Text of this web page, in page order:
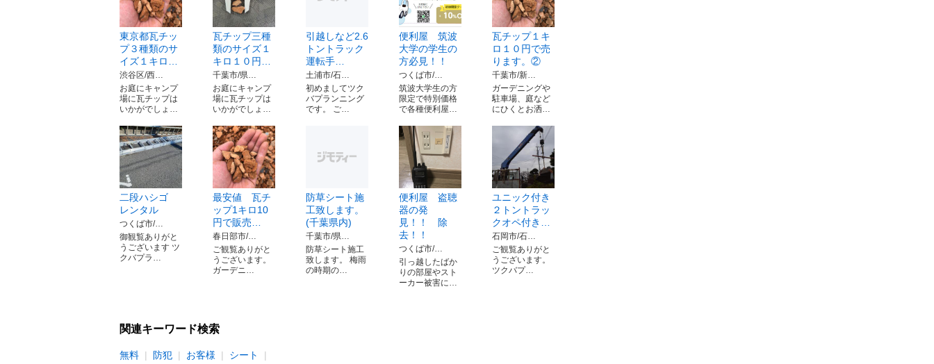
東京都瓦チッ
プ３種類のサ
イズ１キロ…
渋谷区/西…
お庭にキャンプ
場に瓦チップは
いかがでしょ…
瓦チップ三種
類のサイズ１
キロ１０円…
千葉市/県…
お庭にキャンプ
場に瓦チップは
いかがでしょ…
引越しなど2.6
トントラック
運転手…
土浦市/石…
初めましてツク
バプランニング
です。 ご…
便利屋 筑波
大学の学生の
方必見！！
つくば市/…
筑波大学生の方
限定で特別価格
で各種便利屋…
瓦チップ１キ
ロ１０円で売
ります。②
千葉市/新…
ガーデニングや
駐車場、庭など
にひくとお洒…
二段ハシゴ
レンタル
つくば市/…
御観覧ありがと
うございます ツ
クバプラ…
最安値 瓦チ
ップ1キロ10
円で販売…
春日部市/…
ご観覧ありがと
うございます。
ガーデニ…
防草シート施
工致します。
(千葉県内)
千葉市/県…
防草シート施工
致します。 梅雨
の時期の…
便利屋 盗聴
器の発
見！！ 除
去！！
つくば市/…
引っ越したばか
りの部屋やスト
ーカー被害に…
ユニック付き
２トントラッ
クオペ付き…
石岡市/石…
ご観覧ありがと
うございます。
ツクバプ…
関連キーワード検索
無料 防犯 お客様 シート